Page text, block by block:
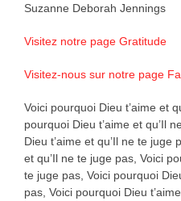
Suzanne Deborah Jennings
Visitez notre page Gratitude
Visitez-nous sur notre page
Voici pourquoi Dieu t’aime et
pourquoi Dieu t’aime et qu’Il
Dieu t’aime et qu’Il ne te juge
et qu’Il ne te juge pas, Voici
te juge pas, Voici pourquoi
pas, Voici pourquoi Dieu